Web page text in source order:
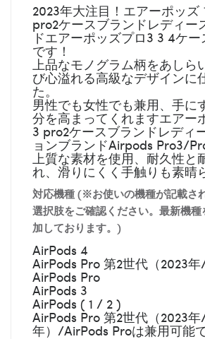
2023年大注目！エアーポッズ
pro2ケースブランドレディー
ドエアーポッズプロ3 3 4ケー
です！
上品なモノグラム柄をあしら
び心溢れる高級なデザインに
た。
男性でも女性でも兼用、手に
分を高まってくれますエアー
3 pro2ケースブランドレディ
ョンブランドAirpods Pro3/
上質な素材を使用、耐久性と
れ、滑りにくく手触りも素晴
対応機種 (※お使いの機種が記載さ
選択肢をご確認ください。最新機
加しております。)
AirPods 4
AirPods Pro 第2世代（2023年/
AirPods Pro
AirPods 3
AirPods ( 1 / 2 )
AirPods Pro 第2世代（2023
年）/AirPods Proは兼用可能で